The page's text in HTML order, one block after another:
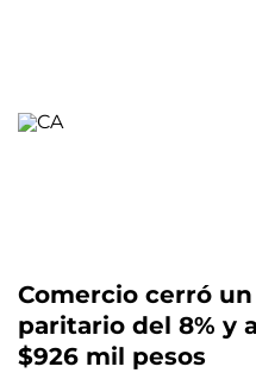
Comercio cerró
paritario del 8% y
$926 mil pesos